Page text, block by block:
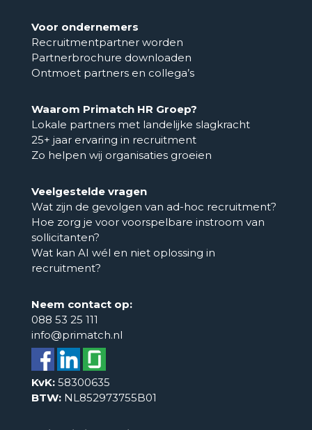
Voor ondernemers
Recruitmentpartner worden
Partnerbrochure downloaden
Ontmoet partners en collega’s
Waarom Primatch HR Groep?
Lokale partners met landelijke slagkracht
25+ jaar ervaring in recruitment
Zo helpen wij organisaties groeien
Veelgestelde vragen
Wat zijn de gevolgen van ad-hoc recruitment?
Hoe zorg je voor voorspelbare instroom van
sollicitanten?
Wat kan AI wél en niet oplossing in
recruitment?
Neem contact op:
088 53 25 111
info@primatch.nl
KvK:58300635
BTW:NL852973755B01